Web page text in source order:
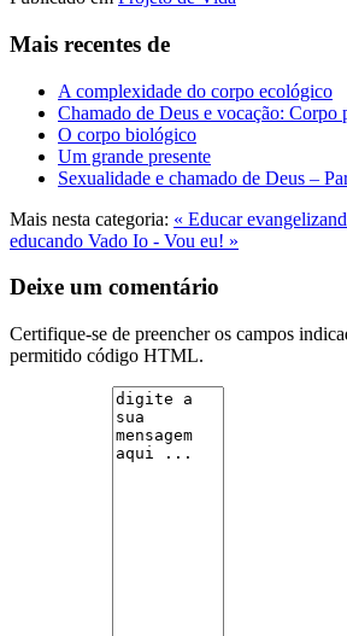
Mais recentes de
A complexidade do corpo ecológico
Chamado de Deus e vocação: Corpo
O corpo biológico
Um grande presente
Sexualidade e chamado de Deus –
Mais nesta categoria: « Educar
educando Vado Io - Vou eu! »
Deixe um comentário
Certifique-se de preencher os campos
permitido código HTML.